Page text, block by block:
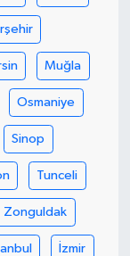
Muğla
Osmaniye
Sinop
Tunceli
Zonguldak
İzmir